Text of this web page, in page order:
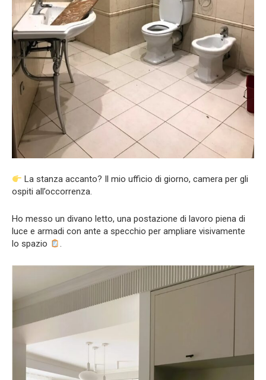
La stanza accanto? Il mio ufficio di giorno, camera per gli
ospiti all’occorrenza.
Ho messo un divano letto, una postazione di lavoro piena di
luce e armadi con ante a specchio per ampliare visivamente
lo spazio
.